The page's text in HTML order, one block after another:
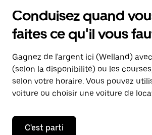
Conduisez quand
faites ce qu'il vous
Gagnez de l'argent ici (Welland)
(selon la disponibilité) ou les
selon votre horaire. Vous pouvez
voiture ou choisir une voiture de
C'est parti